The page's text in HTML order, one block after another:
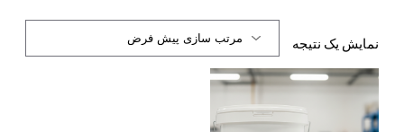
نمایش یک نتیجه